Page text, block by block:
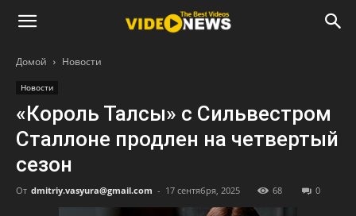
Домой Новости
Новости
«Король Талсы» с Сильвестром
Сталлоне продлен на четвертый
сезон
От dmitriy.vasyura@gmail.com - 17 сентября, 2025 68 0